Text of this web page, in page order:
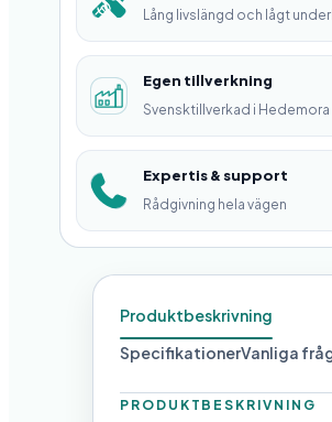
d
Lång livslängd och lågt
Egen tillverkning
Svensktillverkad i Hedemora
Expertis & support
Rådgivning hela vägen
Produktbeskrivning
SpecifikationerVanliga
PRODUKTBESKRIVNING